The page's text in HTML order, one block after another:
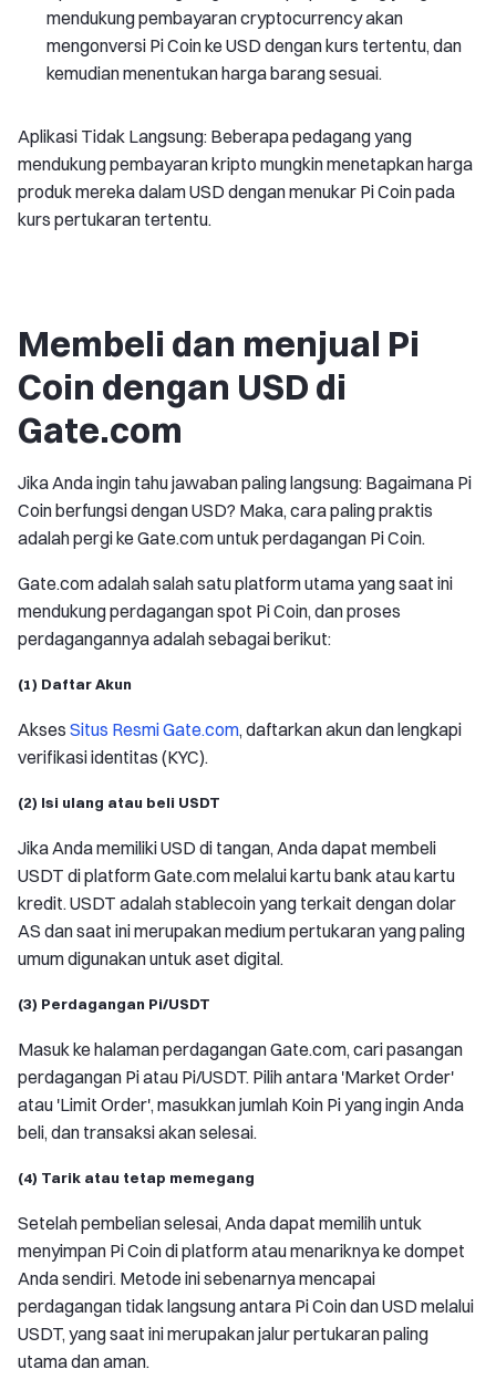
mendukung pembayaran cryptocurrency akan
mengonversi Pi Coin ke USD dengan kurs tertentu, dan
kemudian menentukan harga barang sesuai.
Aplikasi Tidak Langsung: Beberapa pedagang yang
mendukung pembayaran kripto mungkin menetapkan harga
produk mereka dalam USD dengan menukar Pi Coin pada
kurs pertukaran tertentu.
Membeli dan menjual Pi
Coin dengan USD di
Gate.com
Jika Anda ingin tahu jawaban paling langsung: Bagaimana Pi
Coin berfungsi dengan USD? Maka, cara paling praktis
adalah pergi ke Gate.com untuk perdagangan Pi Coin.
Gate.com adalah salah satu platform utama yang saat ini
mendukung perdagangan spot Pi Coin, dan proses
perdagangannya adalah sebagai berikut:
(1) Daftar Akun
Akses Situs Resmi Gate.com, daftarkan akun dan lengkapi
verifikasi identitas (KYC).
(2) Isi ulang atau beli USDT
Jika Anda memiliki USD di tangan, Anda dapat membeli
USDT di platform Gate.com melalui kartu bank atau kartu
kredit. USDT adalah stablecoin yang terkait dengan dolar
AS dan saat ini merupakan medium pertukaran yang paling
umum digunakan untuk aset digital.
(3) Perdagangan Pi/USDT
Masuk ke halaman perdagangan Gate.com, cari pasangan
perdagangan Pi atau Pi/USDT. Pilih antara 'Market Order'
atau 'Limit Order', masukkan jumlah Koin Pi yang ingin Anda
beli, dan transaksi akan selesai.
(4) Tarik atau tetap memegang
Setelah pembelian selesai, Anda dapat memilih untuk
menyimpan Pi Coin di platform atau menariknya ke dompet
Anda sendiri. Metode ini sebenarnya mencapai
perdagangan tidak langsung antara Pi Coin dan USD melalui
USDT, yang saat ini merupakan jalur pertukaran paling
utama dan aman.